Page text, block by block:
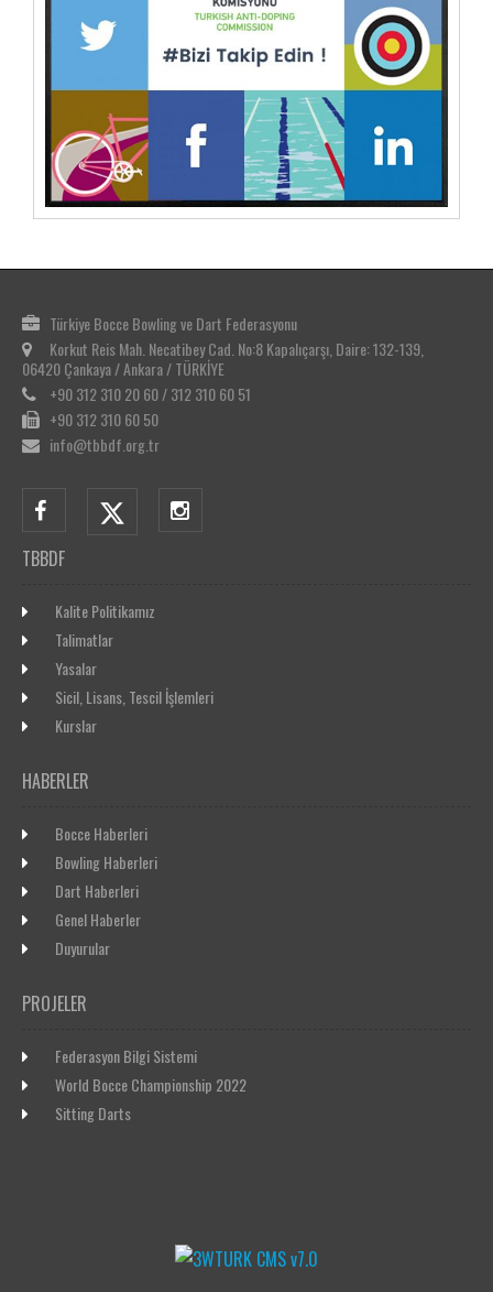
Türkiye Bocce Bowling ve Dart Federasyonu
Korkut Reis Mah. Necatibey Cad. No:8 Kapalıçarşı, Daire: 132-139,
06420 Çankaya / Ankara / TÜRKİYE
+90 312 310 20 60 / 312 310 60 51
+90 312 310 60 50
info@tbbdf.org.tr
TBBDF
Kalite Politikamız
Talimatlar
Yasalar
Sicil, Lisans, Tescil İşlemleri
Kurslar
HABERLER
Bocce Haberleri
Bowling Haberleri
Dart Haberleri
Genel Haberler
Duyurular
PROJELER
Federasyon Bilgi Sistemi
World Bocce Championship 2022
Sitting Darts